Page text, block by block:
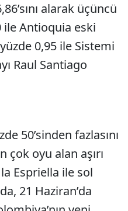
alarak üçüncü
ile Antioquia eski
0,95 ile Sistemi
Raul Santiago
50’sinden fazlasını
çok oyu alan aşırı
Espriella ile sol
21 Haziran’da